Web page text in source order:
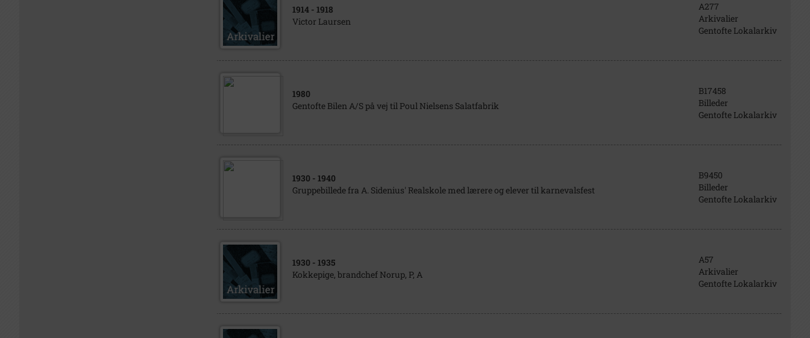
1914 - 1918
Victor Laursen
A277
Arkivalier
Gentofte Lokalarkiv
1980
Gentofte Bilen A/S på vej til Poul Nielsens Salatfabrik
B17458
Billeder
Gentofte Lokalarkiv
1930 - 1940
Gruppebillede fra A. Sidenius' Realskole med lærere og elever til karnevalsfest
B9450
Billeder
Gentofte Lokalarkiv
1930 - 1935
Kokkepige, brandchef Norup, P, A
A57
Arkivalier
Gentofte Lokalarkiv